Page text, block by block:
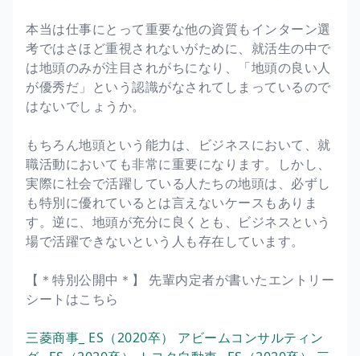
本当は仕事にとって重要な他の資質もインターン選
考ではさほど重視されないがために、就活生の中で
は地頭のみが注目されがちになり、「地頭の良い人
が優秀だ」という認識がなされてしまっているので
はないでしょうか。
もちろん地頭という能力は、ビジネスにおいて、就
職活動においても非常に重要になります。しかし、
実際に社会で活躍している人たちの地頭は、必ずし
も特別に優れているとは言えないケースもありま
す。逆に、地頭が充分に良くとも、ビジネスという
場で活躍できないという人も存在しています。
【＊特別公開中＊】 先輩内定者が書いたエントリー
シートはこちら
三菱商事_ ES（2020卒） アビームコンサルティン